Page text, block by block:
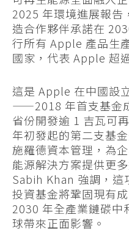
2025 年環境進展報告
造合作夥伴承諾在
行所有 Apple 產品生
國家，代表 Apple 超
這是 Apple 在中國設
——2018 年首支基金
省份開發逾 1 吉瓦可
年初發起的第二支基
施羅德資本管理，為
能源解決方案提供更
Sabih Khan 強調，這
投資基金將鞏固現有
2030 年全產業鏈碳中
球帶來正面影響。